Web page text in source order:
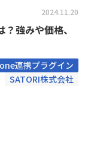
2024.11.20
強みや価格、
連携プラグイン
SATORI株式会社